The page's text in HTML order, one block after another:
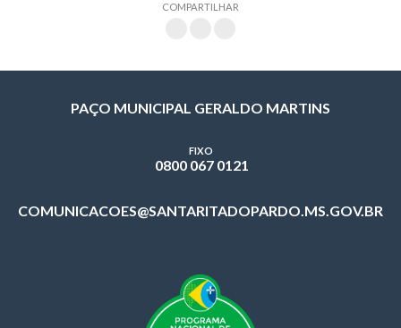
COMPARTILHAR
PAÇO MUNICIPAL GERALDO MARTINS
FIXO
0800 067 0121
COMUNICACOES@SANTARITADOPARDO.MS.GOV.BR